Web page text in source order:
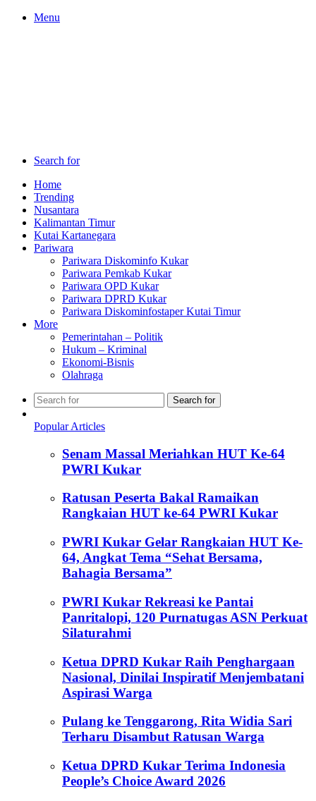
Menu
Search for
Home
Trending
Nusantara
Kalimantan Timur
Kutai Kartanegara
Pariwara
Pariwara Diskominfo Kukar
Pariwara Pemkab Kukar
Pariwara OPD Kukar
Pariwara DPRD Kukar
Pariwara Diskominfostaper Kutai Timur
More
Pemerintahan – Politik
Hukum – Kriminal
Ekonomi-Bisnis
Olahraga
Search for
Popular Articles
Senam Massal Meriahkan HUT Ke-64
PWRI Kukar
Ratusan Peserta Bakal Ramaikan
Rangkaian HUT ke-64 PWRI Kukar
PWRI Kukar Gelar Rangkaian HUT Ke-
64, Angkat Tema “Sehat Bersama,
Bahagia Bersama”
PWRI Kukar Rekreasi ke Pantai
Panritalopi, 120 Purnatugas ASN Perkuat
Silaturahmi
Ketua DPRD Kukar Raih Penghargaan
Nasional, Dinilai Inspiratif Menjembatani
Aspirasi Warga
Pulang ke Tenggarong, Rita Widia Sari
Terharu Disambut Ratusan Warga
Ketua DPRD Kukar Terima Indonesia
People’s Choice Award 2026